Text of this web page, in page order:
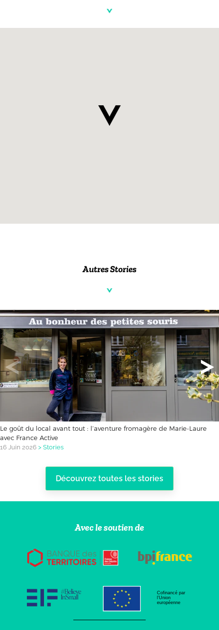
Autres Stories
Le goût du local avant tout : l’aventure fromagère de Marie-Laure
avec France Active
16 Juin 2026 > Stories
Découvrez toutes les stories
Avec le soutien de
Cofinancé par
l’Union
européenne